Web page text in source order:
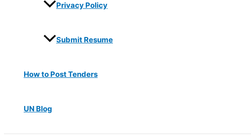
Privacy Policy
Submit Resume
How to Post Tenders
UN Blog